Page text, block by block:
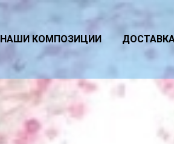
НАШИ КОМПОЗИЦИИ